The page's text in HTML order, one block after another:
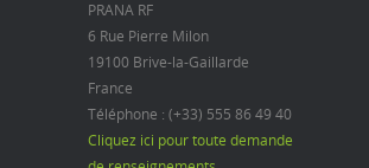
PRANA RF
6 Rue Pierre Milon
19100 Brive-la-Gaillarde
France
Téléphone : (+33) 555 86 49 40
Cliquez ici pour toute demande